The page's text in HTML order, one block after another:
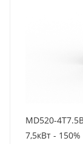
MD520-
7,5кВт -